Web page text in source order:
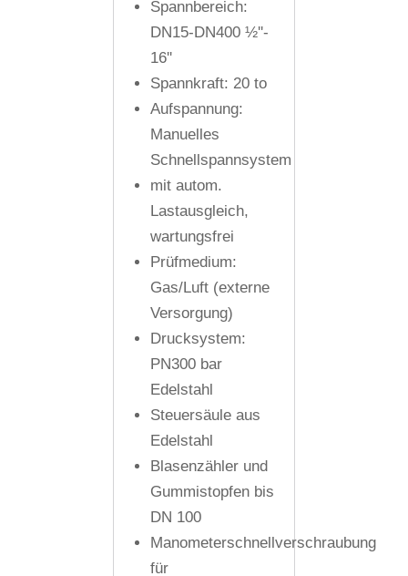
Spannbereich:
DN15-DN400 ½''-
16''
Spannkraft: 20 to
Aufspannung:
Manuelles
Schnellspannsystem
mit autom.
Lastausgleich,
wartungsfrei
Prüfmedium:
Gas/Luft (externe
Versorgung)
Drucksystem:
PN300 bar
Edelstahl
Steuersäule aus
Edelstahl
Blasenzähler und
Gummistopfen bis
DN 100
Manometerschnellverschraubung
für